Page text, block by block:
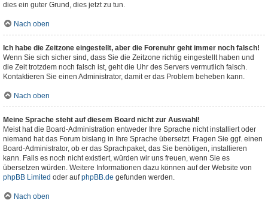
dies ein guter Grund, dies jetzt zu tun.
Nach oben
Ich habe die Zeitzone eingestellt, aber die Forenuhr geht immer noch falsch!
Wenn Sie sich sicher sind, dass Sie die Zeitzone richtig eingestellt haben und
die Zeit trotzdem noch falsch ist, geht die Uhr des Servers vermutlich falsch.
Kontaktieren Sie einen Administrator, damit er das Problem beheben kann.
Nach oben
Meine Sprache steht auf diesem Board nicht zur Auswahl!
Meist hat die Board-Administration entweder Ihre Sprache nicht installiert oder
niemand hat das Forum bislang in Ihre Sprache übersetzt. Fragen Sie ggf. einen
Board-Administrator, ob er das Sprachpaket, das Sie benötigen, installieren
kann. Falls es noch nicht existiert, würden wir uns freuen, wenn Sie es
übersetzen würden. Weitere Informationen dazu können auf der Website von
phpBB Limited oder aufphpBB.de gefunden werden.
Nach oben